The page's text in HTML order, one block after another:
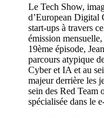
Le Tech Show,
d’European Digital
start-ups à travers
émission
19ème épisode,
parcours atypique
Cyber et IA et au
majeur derrière les
sein des Red Team
spécialisée dans le